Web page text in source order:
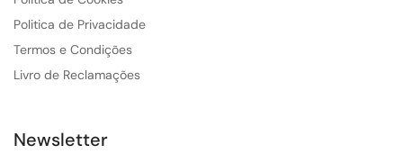
Politica de Privacidade
Termos e Condições
Livro de Reclamações
Newsletter